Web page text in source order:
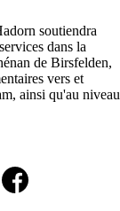
soutiendra
dans la
de Birsfelden,
vers et
ainsi qu'au niveau